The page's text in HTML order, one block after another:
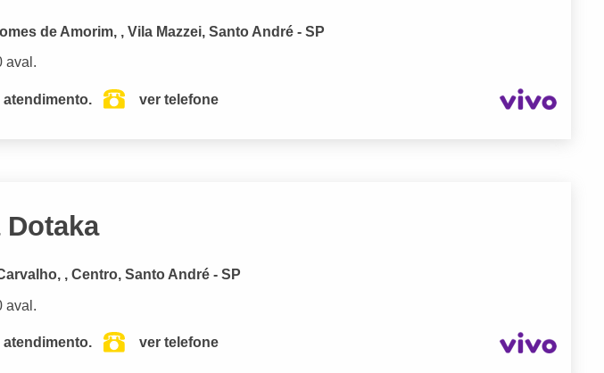
de Amorim, , Vila Mazzei, Santo André - SP
aval.
ver telefone
Dotaka
, Centro, Santo André - SP
aval.
ver telefone